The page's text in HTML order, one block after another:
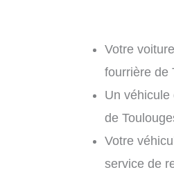
Votre
fourrière de
Un
de
Votre
service de